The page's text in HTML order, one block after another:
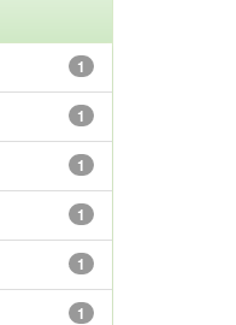
1
1
1
1
1
1